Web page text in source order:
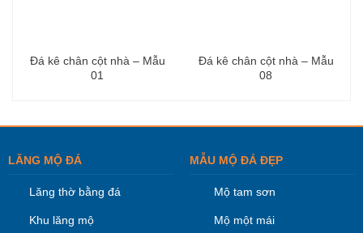
Đá kê chân cột nhà – Mẫu
01
Đá kê chân cột nhà – Mẫu
08
LĂNG MỘ ĐÁ
Lăng thờ bằng đá
Khu lăng mộ
MẪU MỘ ĐÁ ĐẸP
Mộ tam sơn
Mộ một mái